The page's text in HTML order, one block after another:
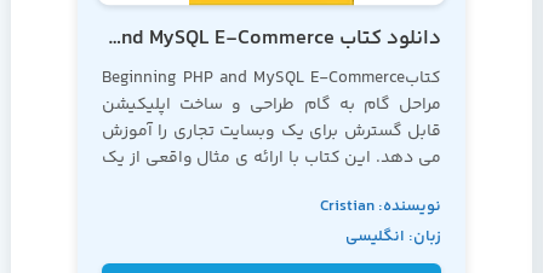
دانلود کتاب Beginning PHP and MySQL E-Commerce
کتابBeginning PHP and MySQL E-Commerce
مراحل گام به گام طراحی و ساخت اپلیکیشن
قابل گسترش برای یک وبسایت تجاری را آموزش
می دهد. این کتاب با ارائه ی مثال واقعی از یک
چگونه می توانید یک کاتالوگ محصولات را ایجاد
و کنترل نمایید
نویسنده: Cristian
Darie و Emilian
زبان: انگلیسی